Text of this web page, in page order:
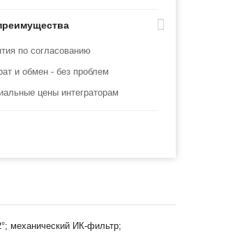
по согласованию
и обмен - без проблем
цены интеграторам
механический ИК-фильтр;